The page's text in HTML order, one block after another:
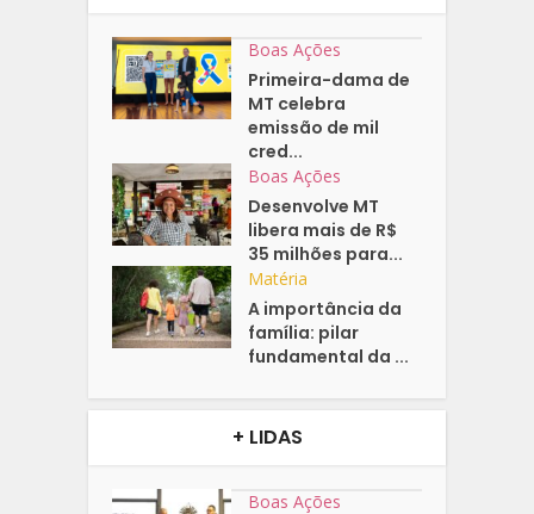
Boas Ações
Primeira-dama de
MT celebra
emissão de mil
cred...
Boas Ações
Desenvolve MT
libera mais de R$
35 milhões para...
Matéria
A importância da
família: pilar
fundamental da ...
+ LIDAS
Boas Ações